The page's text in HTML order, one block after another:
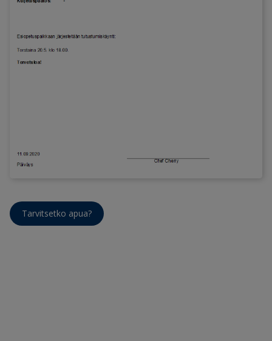
Tarvitsetko apua?